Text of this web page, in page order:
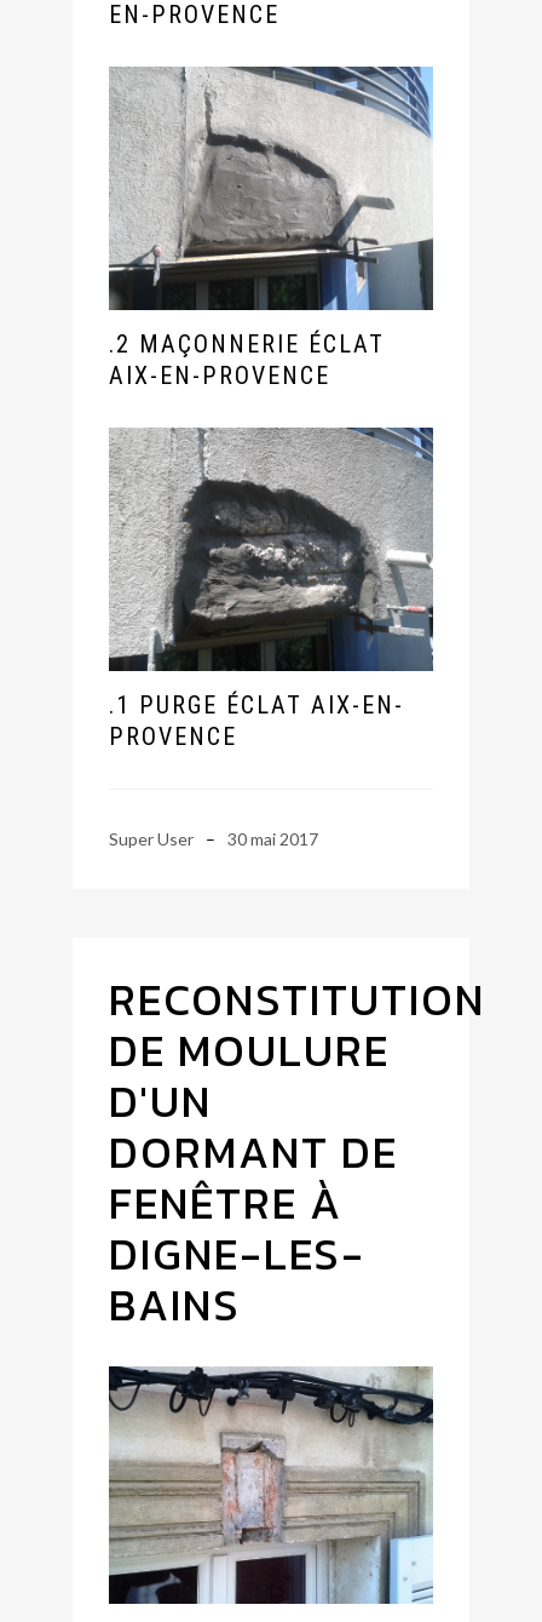
EN-PROVENCE
.2 MAÇONNERIE ÉCLAT
AIX-EN-PROVENCE
.1 PURGE ÉCLAT AIX-EN-
PROVENCE
Super User 30 mai 2017
RECONSTITUTION
DE MOULURE
D'UN
DORMANT DE
FENÊTRE À
DIGNE-LES-
BAINS